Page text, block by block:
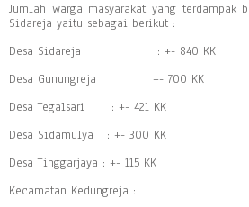
Jumlah warga masyarakat yang terdampak
Sidareja yaitu sebagai berikut :
Desa Sidareja : +- 840 KK
Desa Gunungreja : +- 700 KK
Desa Tegalsari : +- 421 KK
Desa Sidamulya : +- 300 KK
Desa Tinggarjaya : +- 115 KK
Kecamatan Kedungreja :